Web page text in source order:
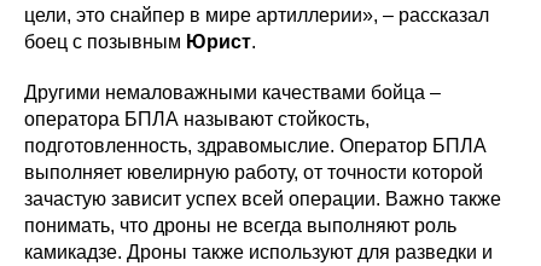
цели, это снайпер в мире артиллерии», – рассказал
боец с позывным Юрист.
Другими немаловажными качествами бойца –
оператора БПЛА называют стойкость,
подготовленность, здравомыслие. Оператор БПЛА
выполняет ювелирную работу, от точности которой
зачастую зависит успех всей операции. Важно также
понимать, что дроны не всегда выполняют роль
камикадзе. Дроны также используют для разведки и